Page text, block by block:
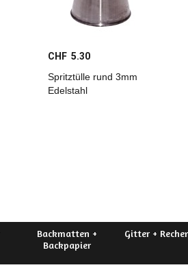
CHF 5.30
Spritztülle rund 3mm
Edelstahl
Backmatten +
Backpapier
Gitter +